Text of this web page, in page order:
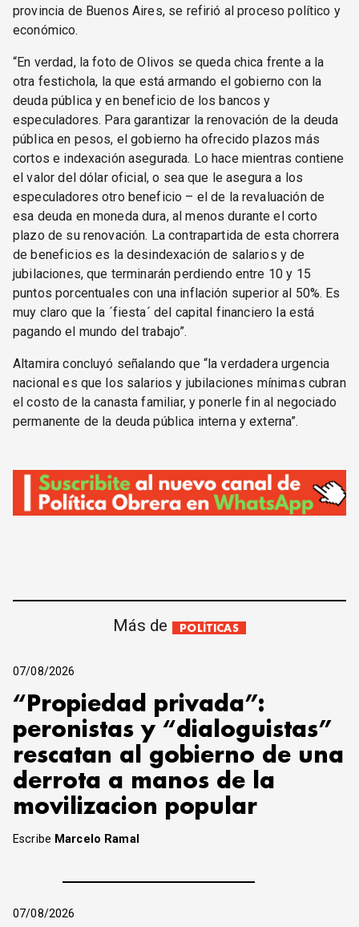
provincia de Buenos Aires, se refirió al proceso político y
económico.
“En verdad, la foto de Olivos se queda chica frente a la
otra festichola, la que está armando el gobierno con la
deuda pública y en beneficio de los bancos y
especuladores. Para garantizar la renovación de la deuda
pública en pesos, el gobierno ha ofrecido plazos más
cortos e indexación asegurada. Lo hace mientras contiene
el valor del dólar oficial, o sea que le asegura a los
especuladores otro beneficio – el de la revaluación de
esa deuda en moneda dura, al menos durante el corto
plazo de su renovación. La contrapartida de esta chorrera
de beneficios es la desindexación de salarios y de
jubilaciones, que terminarán perdiendo entre 10 y 15
puntos porcentuales con una inflación superior al 50%. Es
muy claro que la ´fiesta´ del capital financiero la está
pagando el mundo del trabajo”.
Altamira concluyó señalando que “la verdadera urgencia
nacional es que los salarios y jubilaciones mínimas cubran
el costo de la canasta familiar, y ponerle fin al negociado
permanente de la deuda pública interna y externa”.
Más de POLÍTICAS
07/08/2026
“Propiedad privada”:
peronistas y “dialoguistas”
rescatan al gobierno de una
derrota a manos de la
movilizacion popular
Escribe Marcelo Ramal
07/08/2026